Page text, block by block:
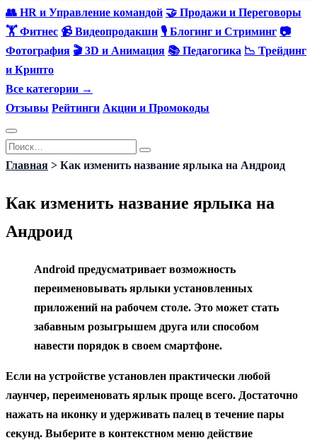
👥 HR и Управление командой 🤝 Продажи и Переговоры
🏋️ Фитнес 📹 Видеопродакшн 🎙 Блогинг и Стриминг 📷
Фотография 🎬 3D и Анимация 📚 Педагогика 📉 Трейдинг
и Крипто
Все категории →
Отзывы Рейтинги Акции и Промокоды
Перейти
к
Search
for:
Главная > Как изменить название ярлыка на Андроид
Как изменить название ярлыка на
Андроид
Android предусматривает возможность
переименовывать ярлыки установленных
приложений на рабочем столе. Это может стать
забавным розыгрышем друга или способом
навести порядок в своем смартфоне.
Если на устройстве установлен практически любой
лаунчер, переименовать ярлык проще всего. Достаточно
нажать на иконку и удерживать палец в течение пары
секунд. Выберите в контекстном меню действие